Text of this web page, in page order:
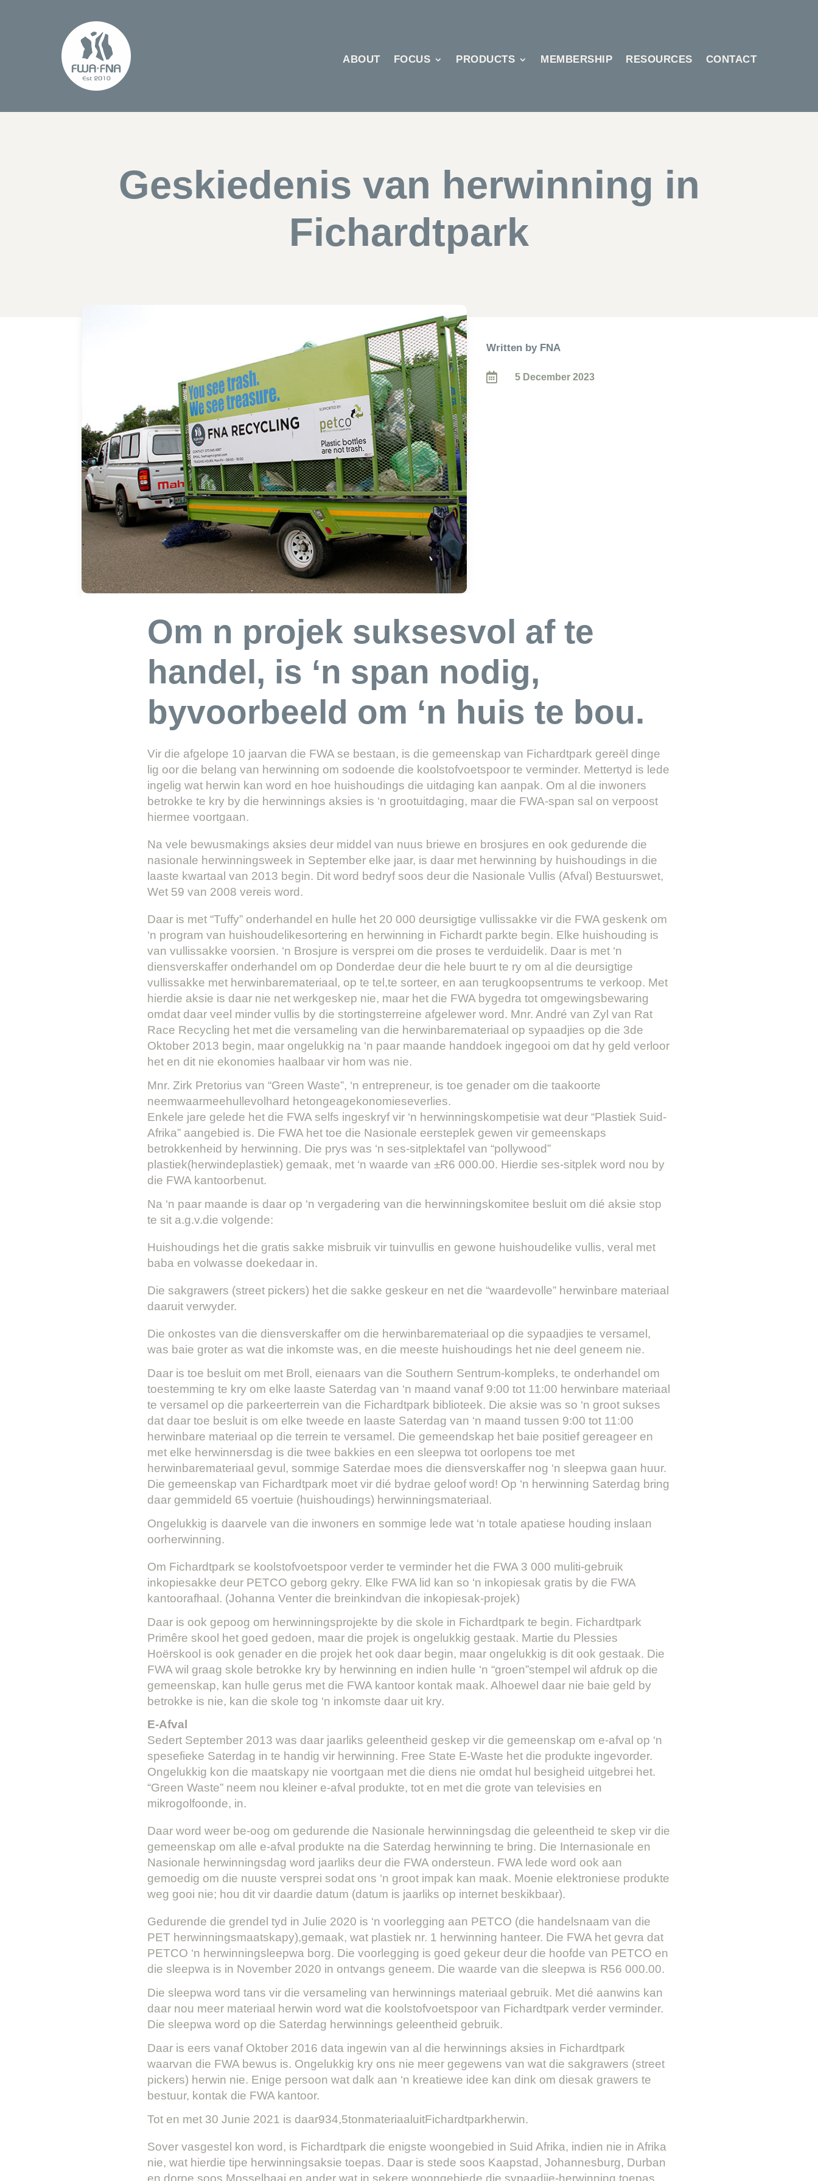
ABOUT FOCUS PRODUCTS MEMBERSHIP RESOURCES CONTACT
Geskiedenis van herwinning in
Fichardtpark
Written by FNA
 5 December 2023
Om n projek suksesvol af te
handel, is ‘n span nodig,
byvoorbeeld om ‘n huis te bou.
Vir die afgelope 10 jaarvan die FWA se bestaan, is die gemeenskap van Fichardtpark gereël dinge
lig oor die belang van herwinning om sodoende die koolstofvoetspoor te verminder. Mettertyd is lede
ingelig wat herwin kan word en hoe huishoudings die uitdaging kan aanpak. Om al die inwoners
betrokke te kry by die herwinnings aksies is ‘n grootuitdaging, maar die FWA-span sal on verpoost
hiermee voortgaan.
Na vele bewusmakings aksies deur middel van nuus briewe en brosjures en ook gedurende die
nasionale herwinningsweek in September elke jaar, is daar met herwinning by huishoudings in die
laaste kwartaal van 2013 begin. Dit word bedryf soos deur die Nasionale Vullis (Afval) Bestuurswet,
Wet 59 van 2008 vereis word.
Daar is met “Tuffy” onderhandel en hulle het 20 000 deursigtige vullissakke vir die FWA geskenk om
‘n program van huishoudelikesortering en herwinning in Fichardt parkte begin. Elke huishouding is
van vullissakke voorsien. ‘n Brosjure is versprei om die proses te verduidelik. Daar is met ‘n
diensverskaffer onderhandel om op Donderdae deur die hele buurt te ry om al die deursigtige
vullissakke met herwinbaremateriaal, op te tel,te sorteer, en aan terugkoopsentrums te verkoop. Met
hierdie aksie is daar nie net werkgeskep nie, maar het die FWA bygedra tot omgewingsbewaring
omdat daar veel minder vullis by die stortingsterreine afgelewer word. Mnr. André van Zyl van Rat
Race Recycling het met die versameling van die herwinbaremateriaal op sypaadjies op die 3de
Oktober 2013 begin, maar ongelukkig na ‘n paar maande handdoek ingegooi om dat hy geld verloor
het en dit nie ekonomies haalbaar vir hom was nie.
Mnr. Zirk Pretorius van “Green Waste”, ‘n entrepreneur, is toe genader om die taakoorte
neemwaarmeehullevolhard hetongeagekonomieseverlies.
Enkele jare gelede het die FWA selfs ingeskryf vir ‘n herwinningskompetisie wat deur “Plastiek Suid-
Afrika” aangebied is. Die FWA het toe die Nasionale eersteplek gewen vir gemeenskaps
betrokkenheid by herwinning. Die prys was ‘n ses-sitplektafel van “pollywood”
plastiek(herwindeplastiek) gemaak, met ‘n waarde van ±R6 000.00. Hierdie ses-sitplek word nou by
die FWA kantoorbenut.
Na ‘n paar maande is daar op ‘n vergadering van die herwinningskomitee besluit om dié aksie stop
te sit a.g.v.die volgende:
Huishoudings het die gratis sakke misbruik vir tuinvullis en gewone huishoudelike vullis, veral met
baba en volwasse doekedaar in.
Die sakgrawers (street pickers) het die sakke geskeur en net die “waardevolle” herwinbare materiaal
daaruit verwyder.
Die onkostes van die diensverskaffer om die herwinbaremateriaal op die sypaadjies te versamel,
was baie groter as wat die inkomste was, en die meeste huishoudings het nie deel geneem nie.
Daar is toe besluit om met Broll, eienaars van die Southern Sentrum-kompleks, te onderhandel om
toestemming te kry om elke laaste Saterdag van ‘n maand vanaf 9:00 tot 11:00 herwinbare materiaal
te versamel op die parkeerterrein van die Fichardtpark biblioteek. Die aksie was so ‘n groot sukses
dat daar toe besluit is om elke tweede en laaste Saterdag van ‘n maand tussen 9:00 tot 11:00
herwinbare materiaal op die terrein te versamel. Die gemeendskap het baie positief gereageer en
met elke herwinnersdag is die twee bakkies en een sleepwa tot oorlopens toe met
herwinbaremateriaal gevul, sommige Saterdae moes die diensverskaffer nog ‘n sleepwa gaan huur.
Die gemeenskap van Fichardtpark moet vir dié bydrae geloof word! Op ‘n herwinning Saterdag bring
daar gemmideld 65 voertuie (huishoudings) herwinningsmateriaal.
Ongelukkig is daarvele van die inwoners en sommige lede wat ‘n totale apatiese houding inslaan
oorherwinning.
Om Fichardtpark se koolstofvoetspoor verder te verminder het die FWA 3 000 muliti-gebruik
inkopiesakke deur PETCO geborg gekry. Elke FWA lid kan so ‘n inkopiesak gratis by die FWA
kantoorafhaal. (Johanna Venter die breinkindvan die inkopiesak-projek)
Daar is ook gepoog om herwinningsprojekte by die skole in Fichardtpark te begin. Fichardtpark
Primêre skool het goed gedoen, maar die projek is ongelukkig gestaak. Martie du Plessies
Hoërskool is ook genader en die projek het ook daar begin, maar ongelukkig is dit ook gestaak. Die
FWA wil graag skole betrokke kry by herwinning en indien hulle ‘n “groen”stempel wil afdruk op die
gemeenskap, kan hulle gerus met die FWA kantoor kontak maak. Alhoewel daar nie baie geld by
betrokke is nie, kan die skole tog ‘n inkomste daar uit kry.
E-Afval
Sedert September 2013 was daar jaarliks geleentheid geskep vir die gemeenskap om e-afval op ‘n
spesefieke Saterdag in te handig vir herwinning. Free State E-Waste het die produkte ingevorder.
Ongelukkig kon die maatskapy nie voortgaan met die diens nie omdat hul besigheid uitgebrei het.
“Green Waste” neem nou kleiner e-afval produkte, tot en met die grote van televisies en
mikrogolfoonde, in.
Daar word weer be-oog om gedurende die Nasionale herwinningsdag die geleentheid te skep vir die
gemeenskap om alle e-afval produkte na die Saterdag herwinning te bring. Die Internasionale en
Nasionale herwinningsdag word jaarliks deur die FWA ondersteun. FWA lede word ook aan
gemoedig om die nuuste versprei sodat ons ‘n groot impak kan maak. Moenie elektroniese produkte
weg gooi nie; hou dit vir daardie datum (datum is jaarliks op internet beskikbaar).
Gedurende die grendel tyd in Julie 2020 is ‘n voorlegging aan PETCO (die handelsnaam van die
PET herwinningsmaatskapy),gemaak, wat plastiek nr. 1 herwinning hanteer. Die FWA het gevra dat
PETCO ‘n herwinningsleepwa borg. Die voorlegging is goed gekeur deur die hoofde van PETCO en
die sleepwa is in November 2020 in ontvangs geneem. Die waarde van die sleepwa is R56 000.00.
Die sleepwa word tans vir die versameling van herwinnings materiaal gebruik. Met dié aanwins kan
daar nou meer materiaal herwin word wat die koolstofvoetspoor van Fichardtpark verder verminder.
Die sleepwa word op die Saterdag herwinnings geleentheid gebruik.
Daar is eers vanaf Oktober 2016 data ingewin van al die herwinnings aksies in Fichardtpark
waarvan die FWA bewus is. Ongelukkig kry ons nie meer gegewens van wat die sakgrawers (street
pickers) herwin nie. Enige persoon wat dalk aan ‘n kreatiewe idee kan dink om diesak grawers te
bestuur, kontak die FWA kantoor.
Tot en met 30 Junie 2021 is daar934,5tonmateriaaluitFichardtparkherwin.
Sover vasgestel kon word, is Fichardtpark die enigste woongebied in Suid Afrika, indien nie in Afrika
nie, wat hierdie tipe herwinningsaksie toepas. Daar is stede soos Kaapstad, Johannesburg, Durban
en dorpe soos Mosselbaai en ander wat in sekere woongebiede die sypaadjie-herwinning toepas,